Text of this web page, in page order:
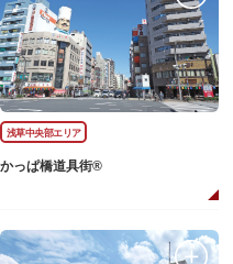
浅草中央部エリア
かっぱ橋道具街®